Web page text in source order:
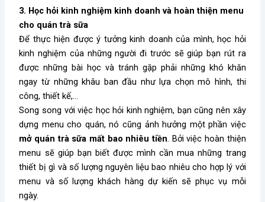
3. Học hỏi kinh nghiệm kinh doanh và hoàn thiện menu
cho quán trà sữa
Để thực hiện được ý tưởng kinh doanh của mình, học hỏi
kinh nghiệm của những người đi trước sẽ giúp bạn rút ra
được những bài học và tránh gặp phải những khó khăn
ngay từ những khâu ban đầu như lựa chọn mô hình, thi
công, thiết kế,…
Song song với việc học hỏi kinh nghiệm, bạn cũng nên xây
dựng menu cho quán, nó cũng ảnh hưởng một phần việc
mở quán trà sữa mất bao nhiêu tiền. Bởi việc hoàn thiện
menu sẽ giúp bạn biết được mình cần mua những trang
thiết bị gì và số lượng nguyên liệu bao nhiêu cho hợp lý với
menu và số lượng khách hàng dự kiến sẽ phục vụ mỗi
ngày.